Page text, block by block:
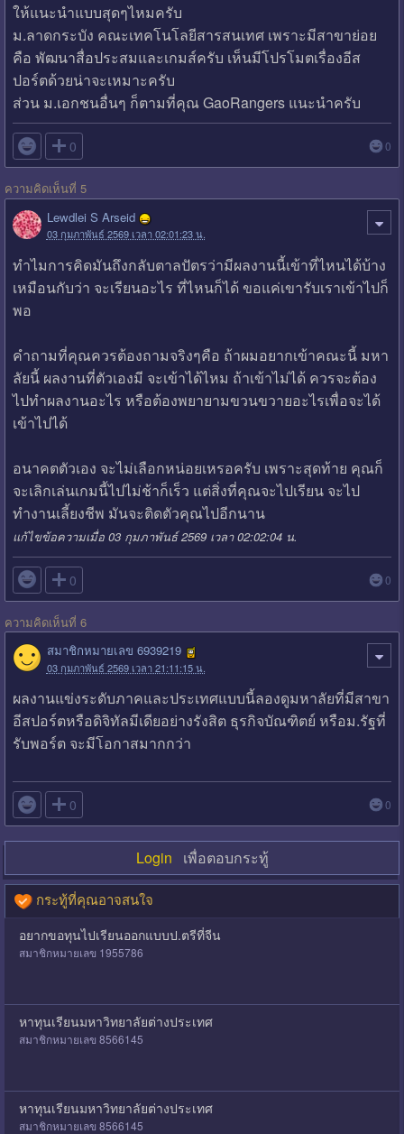
ให้แนะนำแบบสุดๆไหมครับ
ม.ลาดกระบัง คณะเทคโนโลยีสารสนเทศ เพราะมีสาขาย่อย
คือ พัฒนาสื่อประสมและเกมส์ครับ เห็นมีโปรโมตเรื่องอีส
ปอร์ตด้วยน่าจะเหมาะครับ
ส่วน ม.เอกชนอื่นๆ ก็ตามที่คุณ GaoRangers แนะนำครับ
 0 0
ความคิดเห็นที่ 5
Lewdlei S Arseid
03 กุมภาพันธ์ 2569 เวลา 02:01:23 น.
ทำไมการคิดมันถึงกลับตาลปัตรว่ามีผลงานนี้เข้าที่ไหนได้บ้าง
เหมือนกับว่า จะเรียนอะไร ที่ไหนก็ได้ ขอแค่เขารับเราเข้าไปก็
พอ
คำถามที่คุณควรต้องถามจริงๆคือ ถ้าผมอยากเข้าคณะนี้ มหา
ลัยนี้ ผลงานที่ตัวเองมี จะเข้าได้ไหม ถ้าเข้าไม่ได้ ควรจะต้อง
ไปทำผลงานอะไร หรือต้องพยายามขวนขวายอะไรเพื่อจะได้
เข้าไปได้
อนาคตตัวเอง จะไม่เลือกหน่อยเหรอครับ เพราะสุดท้าย คุณก็
จะเลิกเล่นเกมนี้ไปไม่ช้าก็เร็ว แต่สิ่งที่คุณจะไปเรียน จะไป
ทำงานเลี้ยงชีพ มันจะติดตัวคุณไปอีกนาน
แก้ไขข้อความเมื่อ 03 กุมภาพันธ์ 2569 เวลา 02:02:04 น.
 0 0
ความคิดเห็นที่ 6
สมาชิกหมายเลข 6939219
03 กุมภาพันธ์ 2569 เวลา 21:11:15 น.
ผลงานแข่งระดับภาคและประเทศแบบนี้ลองดูมหาลัยที่มีสาขา
อีสปอร์ตหรือดิจิทัลมีเดียอย่างรังสิต ธุรกิจบัณฑิตย์ หรือม.รัฐที่
รับพอร์ต จะมีโอกาสมากกว่า
 0 0
Login เพื่อตอบกระทู้
กระทู้ที่คุณอาจสนใจ
อยากขอทุนไปเรียนออกแบบป.ตรีที่จีน
สมาชิกหมายเลข 1955786
หาทุนเรียนมหาวิทยาลัยต่างประเทศ
สมาชิกหมายเลข 8566145
หาทุนเรียนมหาวิทยาลัยต่างประเทศ
สมาชิกหมายเลข 8566145